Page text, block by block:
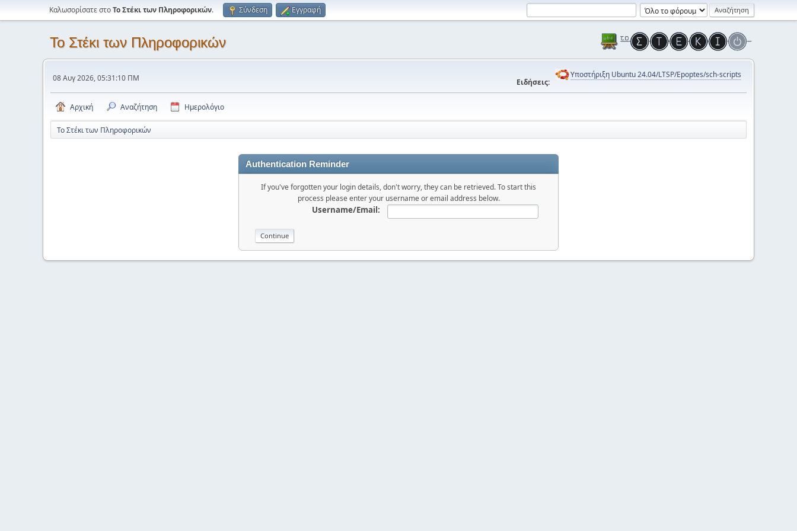
Καλωσορίσατε στοΤο Στέκι των Πληροφορικών. Σύνδεση Εγγραφή
Το Στέκι των Πληροφορικών
08 Αυγ 2026, 05:31:10 ΠΜ Ειδήσεις:
Υποστήριξη Ubuntu 24.04/LTSP/Epoptes/sch-scripts
Αρχική Αναζήτηση Ημερολόγιο
Το Στέκι των Πληροφορικών
Authentication Reminder
If you've forgotten your login details, don't worry, they can be retrieved. To start this
process please enter your username or email address below.
Username/Email: